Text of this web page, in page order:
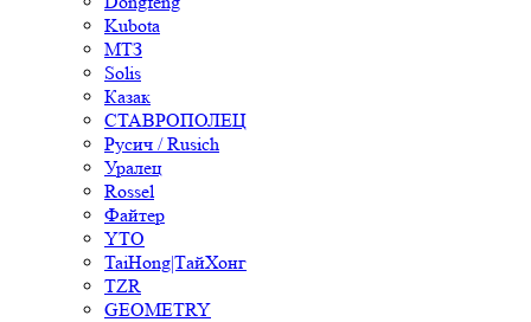
Kubota
МТЗ
Solis
Казак
СТАВРОПОЛЕЦ
Русич / Rusich
Уралец
Rossel
Файтер
YTO
TaiHong|ТайХонг
TZR
GEOMETRY